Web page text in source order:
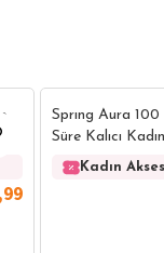
Sprıng Aura
Süre Kalıcı
Kadın